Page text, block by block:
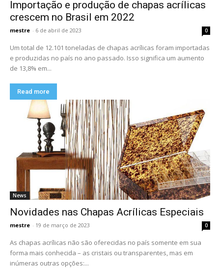
Importação e produção de chapas acrílicas
crescem no Brasil em 2022
mestre - 6 de abril de 2023 0
Um total de 12.101 toneladas de chapas acrílicas foram importadas
e produzidas no país no ano passado. Isso significa um aumento
de 13,8% em...
Read more
News
Novidades nas Chapas Acrílicas Especiais
mestre - 19 de março de 2023 0
As chapas acrílicas não são oferecidas no país somente em sua
forma mais conhecida – as cristais ou transparentes, mas em
inúmeras outras opções:...